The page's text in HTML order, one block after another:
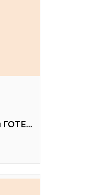
Конференц-зал ГОТЕЛЬ "МОДЕРН"